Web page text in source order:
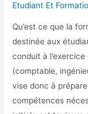
Etudiant Et
Qu’est ce que la
destinée aux
conduit à l’exercice
(comptable,
vise donc à
compétences